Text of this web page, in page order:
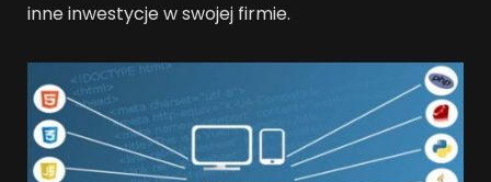
inne inwestycje w swojej firmie.